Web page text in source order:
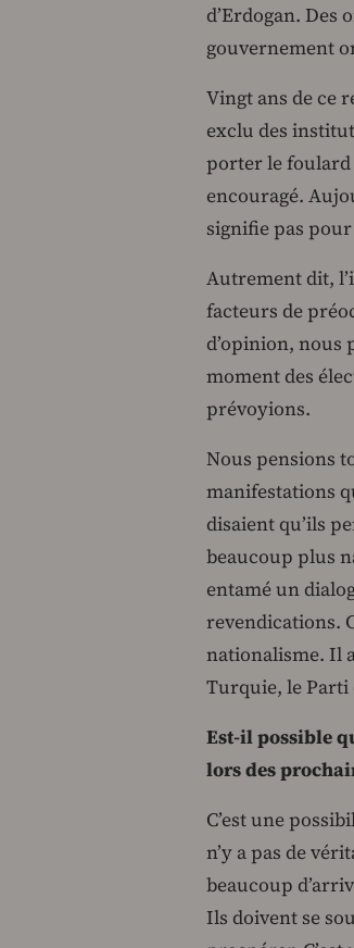
d’Erdogan. Des
gouvernement
Vingt ans de ce
exclu des
porter le foulard
encouragé.
signifie pas
Autrement dit,
facteurs de
d’opinion, nous
moment des
prévoyions.
Nous pensions
manifestations
disaient qu’ils
beaucoup plus
entamé un
revendications.
nationalisme. Il
Turquie, le Parti
Est-il possible
lors des
C’est une
n’y a pas de
beaucoup
Ils doivent se